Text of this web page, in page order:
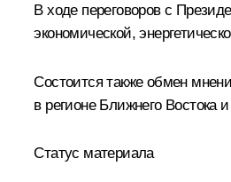
В ходе переговоров с
экономической,
Состоится также обмен
в регионе Ближнего Востока
Статус материала